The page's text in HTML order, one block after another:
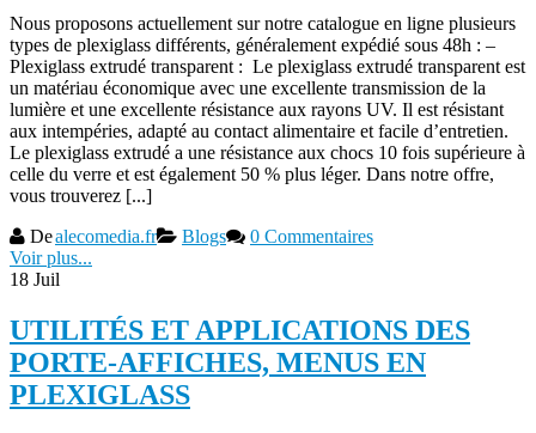
Nous proposons actuellement sur notre catalogue en ligne plusieurs
types de plexiglass différents, généralement expédié sous 48h : –
Plexiglass extrudé transparent : Le plexiglass extrudé transparent est
un matériau économique avec une excellente transmission de la
lumière et une excellente résistance aux rayons UV. Il est résistant
aux intempéries, adapté au contact alimentaire et facile d’entretien.
Le plexiglass extrudé a une résistance aux chocs 10 fois supérieure à
celle du verre et est également 50 % plus léger. Dans notre offre,
vous trouverez [...]
Dealecomedia.fr Blogs
0 Commentaires
Voir plus...
18 Juil
UTILITÉS ET APPLICATIONS DES
PORTE-AFFICHES, MENUS EN
PLEXIGLASS